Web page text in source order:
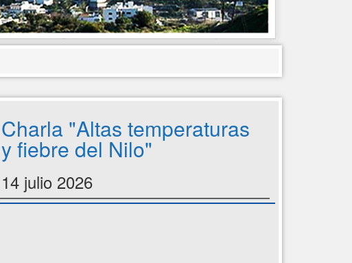
Charla "Altas temperaturas
y fiebre del Nilo"
14 julio 2026